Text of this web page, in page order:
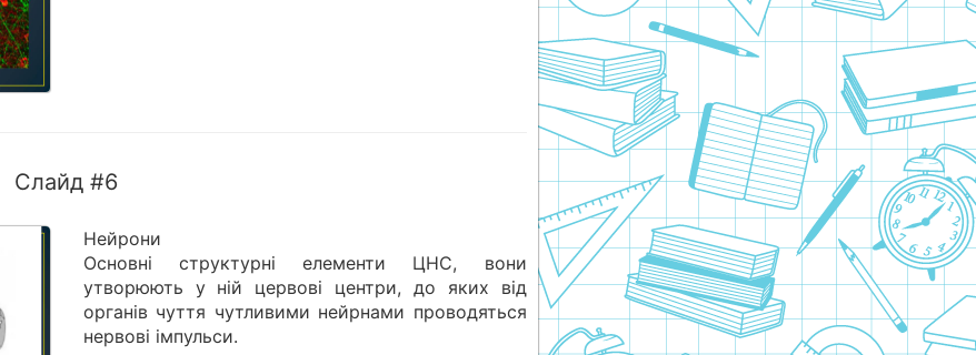
Слайд #6
Нейрони
Основні структурні елементи ЦНС, вони
утворюють у ній цервові центри, до яких від
органів чуття чутливими нейрнами проводяться
нервові імпульси.